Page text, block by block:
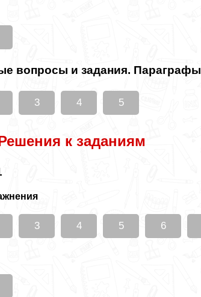
вопросы и задания. Параграфы
3 4 5
к заданиям
3 4 5 6